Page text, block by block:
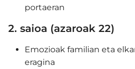
portaeran
2. saioa (azaroak 22)
Emozioak familian eta
eragina